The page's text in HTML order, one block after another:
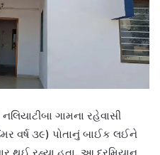
ગામના રહેવાસી
વર્ષ ૩૯) પોતાનું બાઈક લઈને